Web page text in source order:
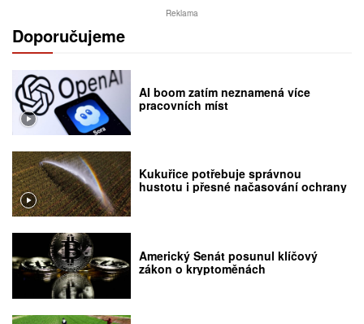
Reklama
Doporučujeme
AI boom zatím neznamená více
pracovních míst
Kukuřice potřebuje správnou
hustotu i přesné načasování ochrany
Americký Senát posunul klíčový
zákon o kryptoměnách